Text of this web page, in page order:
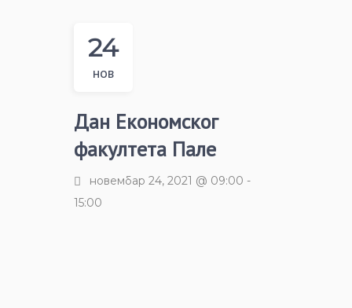
24
нов
Дан Економског
факултета Пале
новембар 24, 2021 @ 09:00 -
15:00